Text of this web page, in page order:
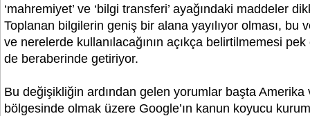
‘mahremiyet’ ve ‘bilgi transferi’ ayağındaki maddeler
Toplanan bilgilerin geniş bir alana yayılıyor olması, bu
ve nerelerde kullanılacağının açıkça belirtilmemesi
de beraberinde getiriyor.
Bu değişikliğin ardından gelen yorumlar başta Amerika
bölgesinde olmak üzere Google’ın kanun koyucu